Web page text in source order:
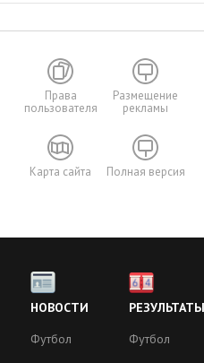
Права
пользователя
Размещение
рекламы
Карта сайта Полная версия
НОВОСТИ
Футбол
РЕЗУЛЬТАТЫ
Футбол